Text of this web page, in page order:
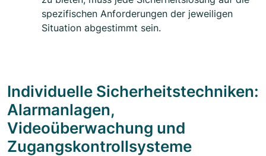
spezifischen Anforderungen der jeweiligen
Situation abgestimmt sein.
Individuelle Sicherheitstechniken:
Alarmanlagen,
Videoüberwachung und
Zugangskontrollsysteme